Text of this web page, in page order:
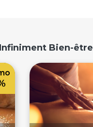
Bien-être